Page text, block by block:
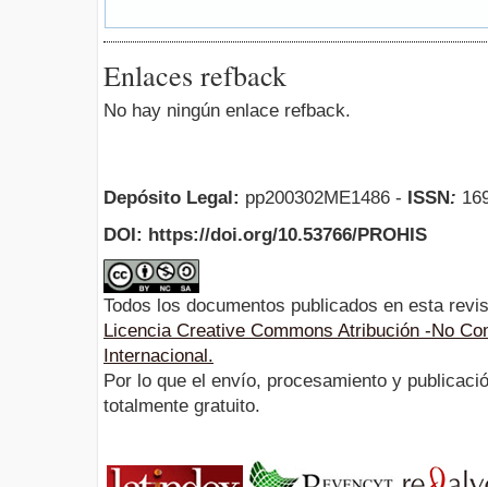
Enlaces refback
No hay ningún enlace refback.
Depósito Legal: pp200302ME1486 - ISSN:
DOI: https://doi.org/10.53766/PROHIS
Todos los documentos publicados en esta
Licencia Creative Commons Atribución -No
Internacional.
Por lo que el envío, procesamiento y
totalmente gratuito.